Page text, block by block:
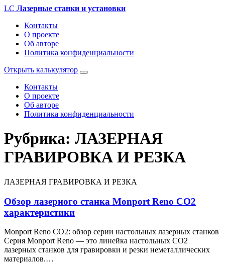
LC Лазерные станки и установки
Контакты
О проекте
Об авторе
Политика конфиденциальности
Открыть калькулятор
Контакты
О проекте
Об авторе
Политика конфиденциальности
Рубрика: ЛАЗЕРНАЯ
ГРАВИРОВКА И РЕЗКА
ЛАЗЕРНАЯ ГРАВИРОВКА И РЕЗКА
Обзор лазерного станка Monport Reno CO2
характеристики
Monport Reno CO2: обзор серии настольных лазерных станков
Серия Monport Reno — это линейка настольных CO2
лазерных станков для гравировки и резки неметаллических
материалов.…